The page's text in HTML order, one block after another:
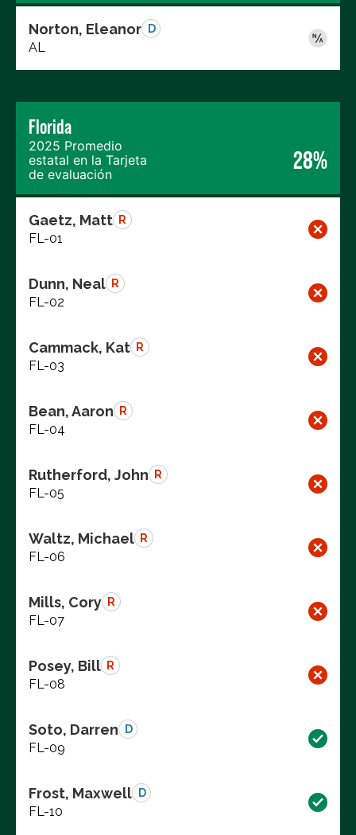
Norton, Eleanor D
AL
Florida
2025 Promedio
estatal en la Tarjeta
de evaluación
28%
Gaetz, Matt R
FL-01
Dunn, Neal R
FL-02
Cammack, Kat R
FL-03
Bean, Aaron R
FL-04
Rutherford, John R
FL-05
Waltz, Michael R
FL-06
Mills, Cory R
FL-07
Posey, Bill R
FL-08
Soto, Darren D
FL-09
Frost, Maxwell D
FL-10